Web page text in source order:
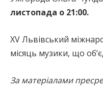
листопада о 21:00.
XV Львівський
місяць музики, що
За матеріалами